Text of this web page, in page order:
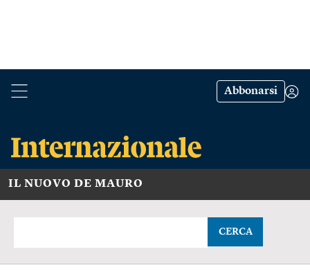
Abbonarsi
IL NUOVO DE MAURO
CERCA